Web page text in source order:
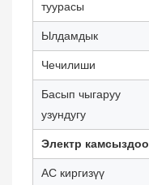
туурасы
Ылдамдык
Чечилиши
Басып чыгаруу
узундугу
Электр камсыздоо
AC киргизүү